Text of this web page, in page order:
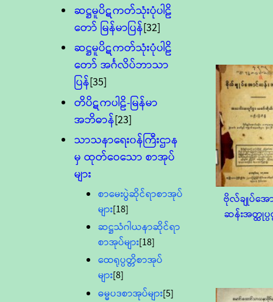
ဆဋ္ဌမူပိဋကတ်သုံးပုံပါဠိ
တော် မြန်မာပြန်[32]
ဆဋ္ဌမူပိဋကတ်သုံးပုံပါဠိ
တော် အင်္ဂလိပ်ဘာသာ
ပြန်[35]
တိပိဋကပါဠိ-မြန်မာ
အဘိဓာန်[23]
သာသနာရေး၀န်ကြီးဌာန
မှ ထုတ်ဝေသော စာအုပ်
များ
စာမေးပွဲဆိုင်ရာစာအုပ်
များ[18]
ဆဋ္ဌသံဂါယနာဆိုင်ရာ
စာအုပ်များ[18]
ထေရုပ္ပတ္တိစာအုပ်
များ[8]
ဓမ္မပဒစာအုပ်များ[5]
ဗိုလ်ချုပ်အေ
ဆန်းအတ္ထုပ္ပ